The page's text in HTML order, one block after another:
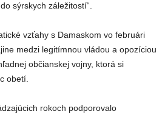
sýrskych záležitostí“.
vzťahy s Damaskom vo februári
medzi legitímnou vládou a opozíciou
občianskej vojny, ktorá si
obetí.
rokoch podporovalo